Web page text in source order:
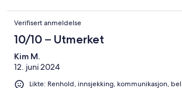
and back. It was less than 20 min walk each
a 10 minute walk. The area felt super safe to
night, even with a child. We got in around 2am
nights and the bars and restaurants in the
were still open with lots of people hanging
perfect for a group of friends or for a couple
Verifisert anmeldelse
10/10 – Utmerket
Kim M.
12. juni 2024
Likte: Renhold, innsjekking, kommunikasjon,